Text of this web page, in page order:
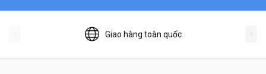
Giao hàng toàn quốc